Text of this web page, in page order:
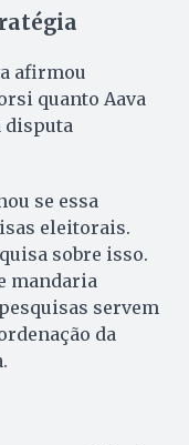
afirmou
quanto Aava
disputa
se essa
eleitorais.
sobre isso.
mandaria
servem
da